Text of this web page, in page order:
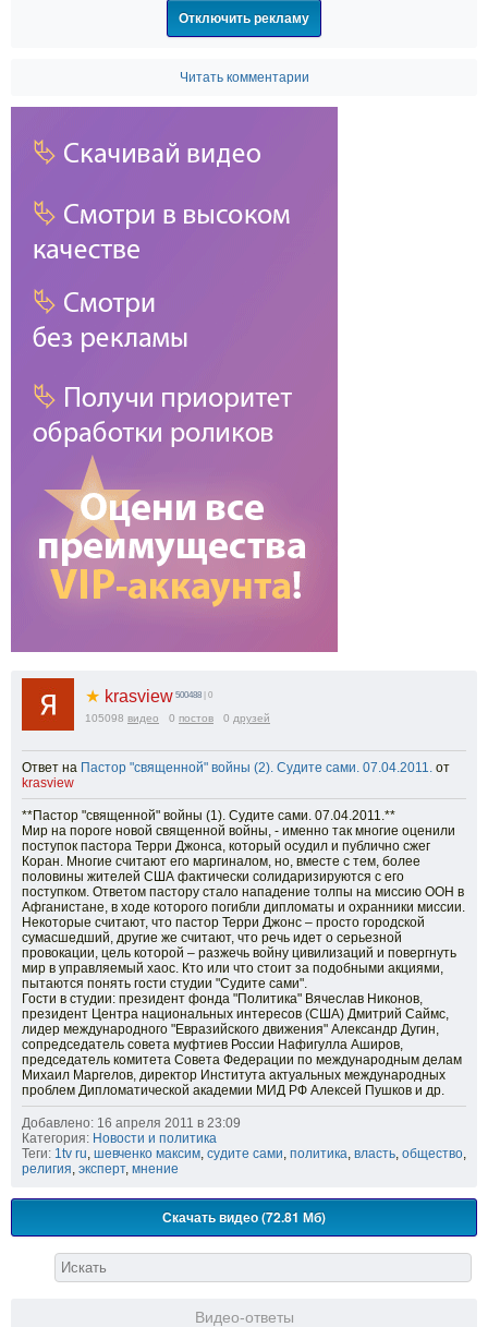
Отключить рекламу
Читать комментарии
★ krasview 500488 | 0
105098 видео 0 постов 0 друзей
Ответ на Пастор "священной" войны (2). Судите сами. 07.04.2011.
от
krasview
**Пастор "священной" войны (1). Судите сами. 07.04.2011.**
Мир на пороге новой священной войны, - именно так многие оценили
поступок пастора Терри Джонса, который осудил и публично сжег
Коран. Многие считают его маргиналом, но, вместе с тем, более
половины жителей США фактически солидаризируются с его
поступком. Ответом пастору стало нападение толпы на миссию ООН в
Афганистане, в ходе которого погибли дипломаты и охранники миссии.
Некоторые считают, что пастор Терри Джонс – просто городской
сумасшедший, другие же считают, что речь идет о серьезной
провокации, цель которой – разжечь войну цивилизаций и повергнуть
мир в управляемый хаос. Кто или что стоит за подобными акциями,
пытаются понять гости студии "Судите сами".
Гости в студии: президент фонда "Политика" Вячеслав Никонов,
президент Центра национальных интересов (США) Дмитрий Саймс,
лидер международного "Евразийского движения" Александр Дугин,
сопредседатель совета муфтиев России Нафигулла Аширов,
председатель комитета Совета Федерации по международным делам
Михаил Маргелов, директор Института актуальных международных
проблем Дипломатической академии МИД РФ Алексей Пушков и др.
Добавлено: 16 апреля 2011 в 23:09
Категория: Новости и политика
Теги: 1tv ru шевченко максим судите сами политика власть общество
религия эксперт, мнение
Скачать видео (72.81 Мб)
Видео-ответы